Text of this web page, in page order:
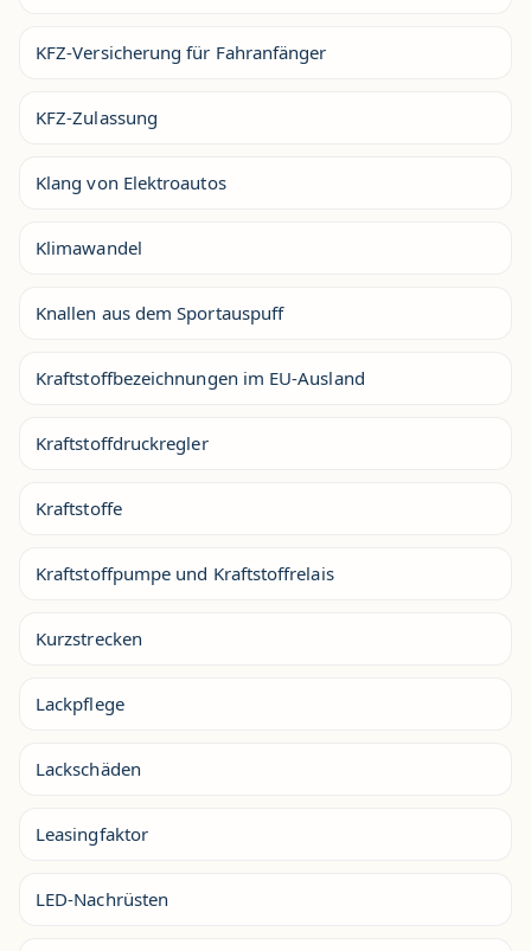
KFZ-Versicherung für Fahranfänger
KFZ-Zulassung
Klang von Elektroautos
Klimawandel
Knallen aus dem Sportauspuff
Kraftstoffbezeichnungen im EU-Ausland
Kraftstoffdruckregler
Kraftstoffe
Kraftstoffpumpe und Kraftstoffrelais
Kurzstrecken
Lackpflege
Lackschäden
Leasingfaktor
LED-Nachrüsten